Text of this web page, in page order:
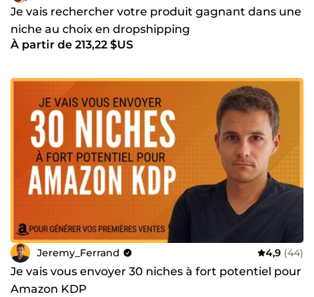
Je vais rechercher votre produit gagnant dans une
niche au choix en dropshipping
À partir de 213,22 $US
Jeremy_Ferrand 4,9 (44)
Je vais vous envoyer 30 niches à fort potentiel pour
Amazon KDP